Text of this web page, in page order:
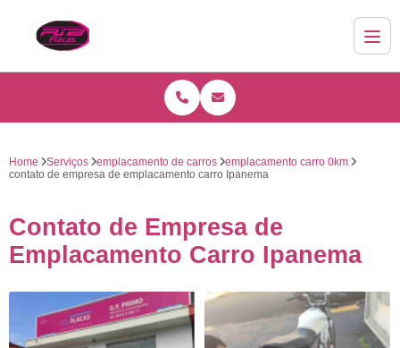
Home Serviços emplacamento de carros
emplacamento carro 0km
contato de empresa de emplacamento carro Ipanema
Contato de Empresa de
Emplacamento Carro Ipanema